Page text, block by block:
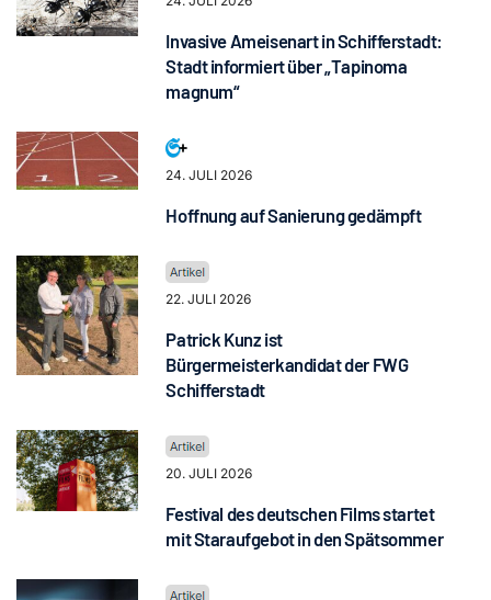
Invasive Ameisenart in Schifferstadt:
Stadt informiert über „Tapinoma
magnum“
24. JULI 2026
Hoffnung auf Sanierung gedämpft
22. JULI 2026
Patrick Kunz ist
Bürgermeisterkandidat der FWG
Schifferstadt
20. JULI 2026
Festival des deutschen Films startet
mit Staraufgebot in den Spätsommer